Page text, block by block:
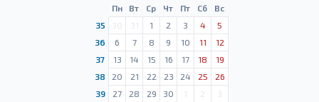
Пн Вт Ср Чт Пт Сб
Вс
35
30 31 1 2 3 4
5
36
6 7 8 9 10 11
12
37
13 14 15 16 17 18
19
38
20 21 22 23 24 25
26
39
27 28 29 30 1 2
3